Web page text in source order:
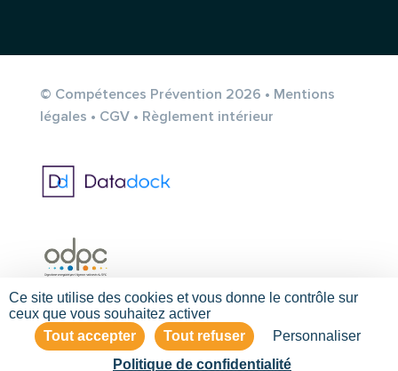
© Compétences Prévention 2026 • Mentions
légales • CGV• Règlement intérieur
Ce site utilise des cookies et vous donne le contrôle sur
ceux que vous souhaitez activer
Tout accepter
Tout refuser
Personnaliser
Politique de confidentialité